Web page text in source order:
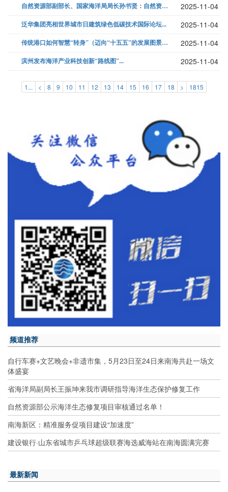
自然资源部副部长、国家海洋局局长孙书贤：自然资源部作为推动海洋强国建设... 2025-11-04
泛华集团亮相世界城市日建筑绿色低碳技术国际论坛... 2025-11-04
传统港口如何智慧“转身”（迈向“十五五”的发展图景）... 2025-11-04
滨州发布海洋产业科技创新“路线图”... 2025-11-04
1... < 8 9 10 11 12 13 14 15 16 17 18 > 1815
频道推荐
自行车赛+文艺晚会+非遗市集，5月23日至24日来南海共赴一场文
体盛宴
省海洋局副局长王振坤来我市调研指导海洋生态保护修复工作
自然资源部公示海洋生态修复项目审核通过名单！
南海新区：精准服务促项目建设“加速度”
建设银行·山东省城市乒乓球超级联赛海选威海站在南海圆满完赛
最新新闻